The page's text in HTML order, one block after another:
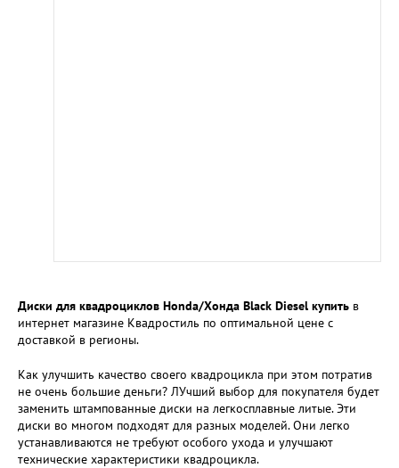
Диски для квадроциклов Honda/Хонда Black Diesel купить в
интернет магазине Квадростиль по оптимальной цене с
доставкой в регионы.
Как улучшить качество своего квадроцикла при этом потратив
не очень большие деньги? ЛУчший выбор для покупателя будет
заменить штампованные диски на легкосплавные литые. Эти
диски во многом подходят для разных моделей. Они легко
устанавливаются не требуют особого ухода и улучшают
технические характеристики квадроцикла.